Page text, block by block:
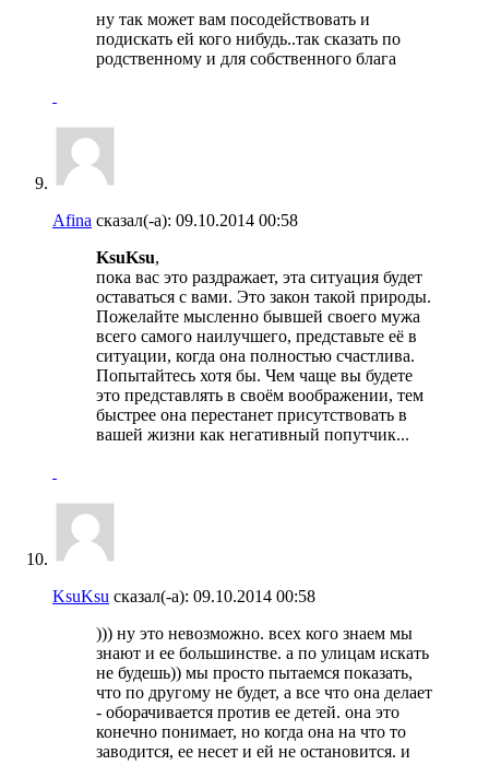
ну так может вам посодействовать и
подискать ей кого нибудь..так сказать по
родственному и для собственного блага
Afina сказал(-а): 09.10.2014 00:58
KsuKsu,
пока вас это раздражает, эта ситуация будет
оставаться с вами. Это закон такой природы.
Пожелайте мысленно бывшей своего мужа
всего самого наилучшего, представьте её в
ситуации, когда она полностью счастлива.
Попытайтесь хотя бы. Чем чаще вы будете
это представлять в своём воображении, тем
быстрее она перестанет присутствовать в
вашей жизни как негативный попутчик...
KsuKsu сказал(-а): 09.10.2014 00:58
))) ну это невозможно. всех кого знаем мы
знают и ее большинстве. а по улицам искать
не будешь)) мы просто пытаемся показать,
что по другому не будет, а все что она делает
- оборачивается против ее детей. она это
конечно понимает, но когда она на что то
заводится, ее несет и ей не остановится. и